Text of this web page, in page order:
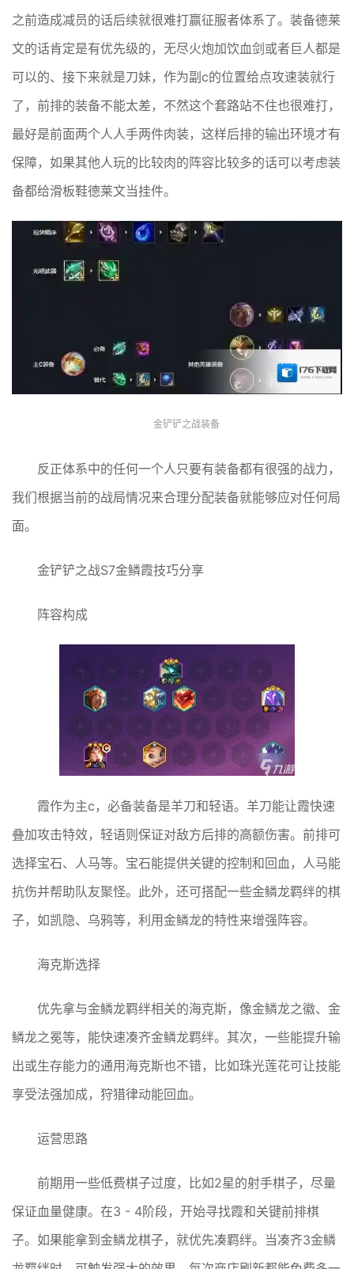
之前造成减员的话后续就很难打赢征服者体系了。装备德莱
文的话肯定是有优先级的，无尽火炮加饮血剑或者巨人都是
可以的、接下来就是刀妹，作为副c的位置给点攻速装就行
了，前排的装备不能太差，不然这个套路站不住也很难打，
最好是前面两个人人手两件肉装，这样后排的输出环境才有
保障，如果其他人玩的比较肉的阵容比较多的话可以考虑装
备都给滑板鞋德莱文当挂件。
金铲铲之战装备
反正体系中的任何一个人只要有装备都有很强的战力，
我们根据当前的战局情况来合理分配装备就能够应对任何局
面。
金铲铲之战S7金鳞霞技巧分享
阵容构成
霞作为主c，必备装备是羊刀和轻语。羊刀能让霞快速
叠加攻击特效，轻语则保证对敌方后排的高额伤害。前排可
选择宝石、人马等。宝石能提供关键的控制和回血，人马能
抗伤并帮助队友聚怪。此外，还可搭配一些金鳞龙羁绊的棋
子，如凯隐、乌鸦等，利用金鳞龙的特性来增强阵容。
海克斯选择
优先拿与金鳞龙羁绊相关的海克斯，像金鳞龙之徽、金
鳞龙之冕等，能快速凑齐金鳞龙羁绊。其次，一些能提升输
出或生存能力的通用海克斯也不错，比如珠光莲花可让技能
享受法强加成，狩猎律动能回血。
运营思路
前期用一些低费棋子过度，比如2星的射手棋子，尽量
保证血量健康。在3 - 4阶段，开始寻找霞和关键前排棋
子。如果能拿到金鳞龙棋子，就优先凑羁绊。当凑齐3金鳞